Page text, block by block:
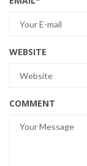
WEBSITE
COMMENT